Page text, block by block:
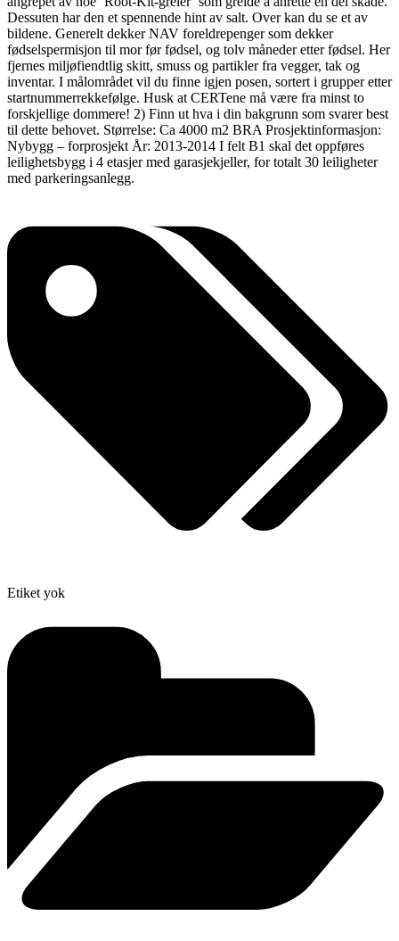
Dessuten har den et spennende hint av salt. Over kan du se et av
bildene. Generelt dekker NAV foreldrepenger som dekker
fødselspermisjon til mor før fødsel, og tolv måneder etter fødsel. Her
fjernes miljøfiendtlig skitt, smuss og partikler fra vegger, tak og
inventar. I målområdet vil du finne igjen posen, sortert i grupper etter
startnummerrekkefølge. Husk at CERTene må være fra minst to
forskjellige dommere! 2) Finn ut hva i din bakgrunn som svarer best
til dette behovet. Størrelse: Ca 4000 m2 BRA Prosjektinformasjon:
Nybygg – forprosjekt År: 2013-2014 I felt B1 skal det oppføres
leilighetsbygg i 4 etasjer med garasjekjeller, for totalt 30 leiligheter
med parkeringsanlegg.
Etiket yok